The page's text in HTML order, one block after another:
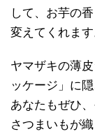
して、お芋の
変えてくれます
ヤマザキの薄
ッケージ」に
あなたもぜひ
さつまいもが